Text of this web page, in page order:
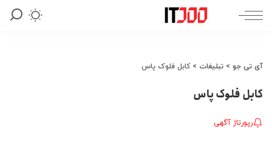
آی تی جو > تبلیغات > کابل فلوک پاس
کابل فلوک پاس
رپورتاژ آگهی